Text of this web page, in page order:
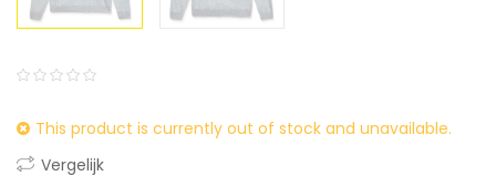
out
of
This product is currently out of stock and unavailable.
Vergelijk